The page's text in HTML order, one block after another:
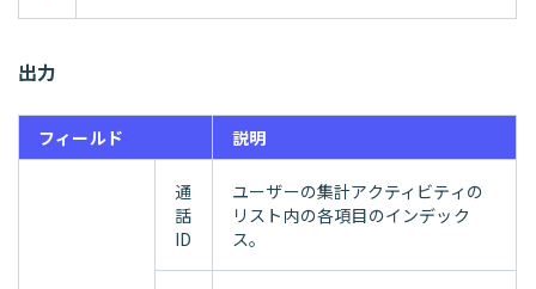
出力
フィールド 説明
通
話
ID
ユーザーの集計アクティビティの
リスト内の各項目のインデック
ス。